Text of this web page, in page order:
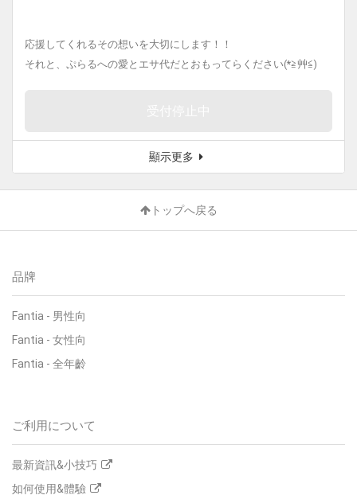
応援してくれるその想いを大切にします！！
それと、ぷらるへの愛とエサ代だとおもってらください(*≧艸≦)
顯示更多
トップへ戻る
品牌
Fantia - 男性向
Fantia - 女性向
Fantia - 全年齡
ご利用について
最新資訊&小技巧
如何使用&體驗